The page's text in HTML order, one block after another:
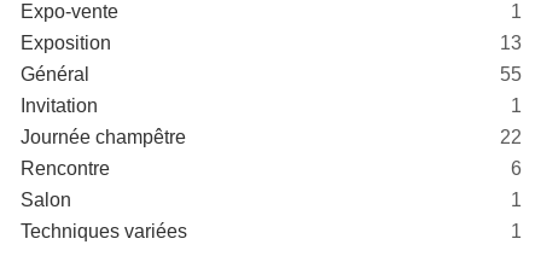
Expo-vente
1
Exposition
13
Général
55
Invitation
1
Journée champêtre
22
Rencontre
6
Salon
1
Techniques variées
1